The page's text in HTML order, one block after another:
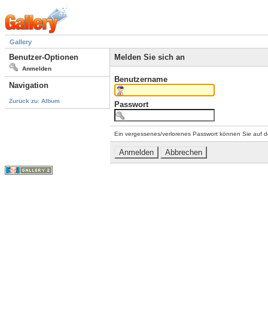
Gallery
Benutzer-Optionen
Anmelden
Navigation
Zurück zu: Album
Melden Sie sich an
Benutzername
Passwort
Ein vergessenes/verlorenes Passwort können Sie auf